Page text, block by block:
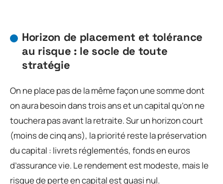
Horizon de placement et tolérance
au risque : le socle de toute
stratégie
On ne place pas de la même façon une somme dont
on aura besoin dans trois ans et un capital qu’on ne
touchera pas avant la retraite. Sur un horizon court
(moins de cinq ans), la priorité reste la préservation
du capital : livrets réglementés, fonds en euros
d’assurance vie. Le rendement est modeste, mais le
risque de perte en capital est quasi nul.